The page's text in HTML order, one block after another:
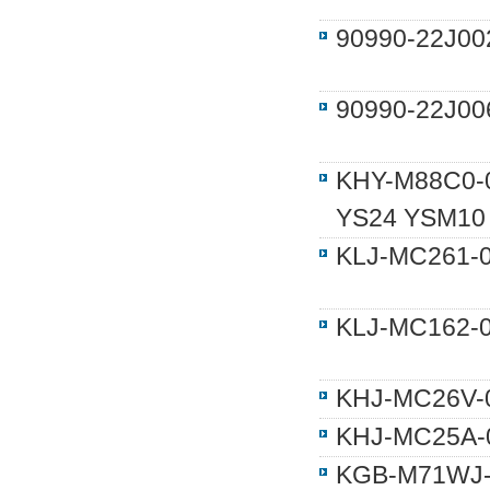
90990-
90990-
KHY-
YS24
KLJ-MC261-
KLJ-MC162-
KHJ-
KHJ-
KGB-